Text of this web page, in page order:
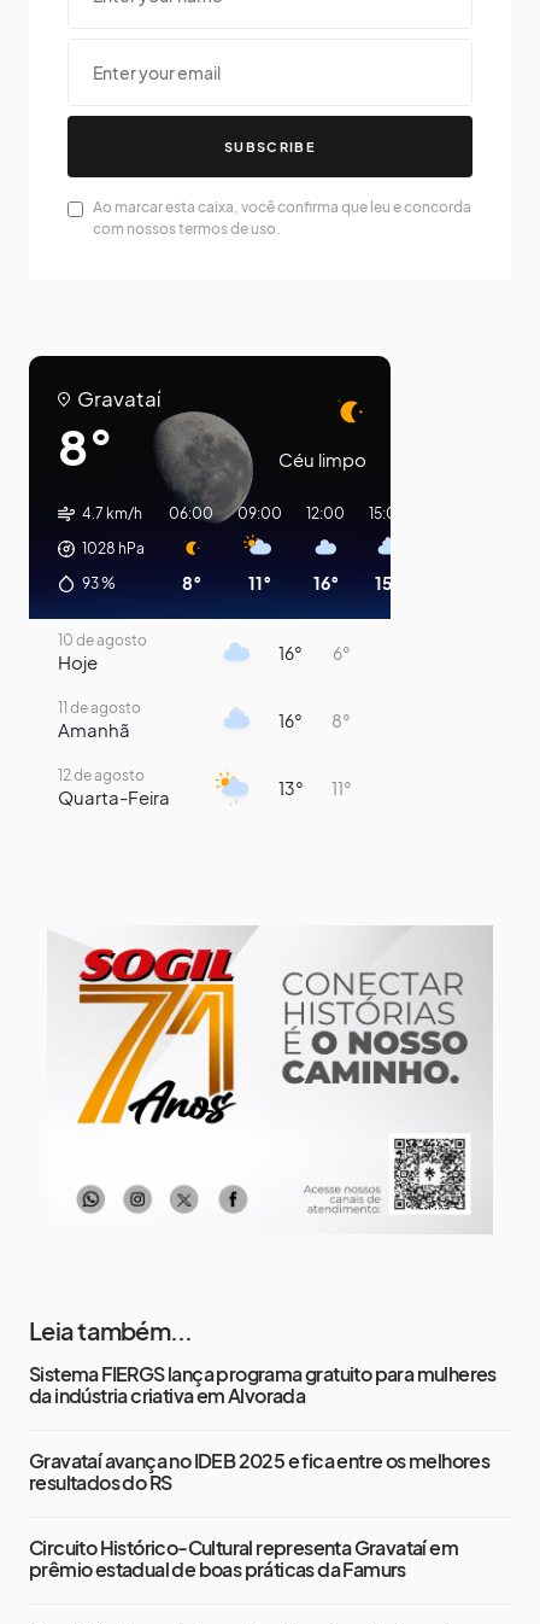
SUBSCRIBE
Ao marcar esta caixa, você confirma que leu e concorda
com nossos termos de uso.
Gravataí
8° Céu limpo
4.7 km/h
1028 hPa
93%
06:00
8°
09:00
11°
12:00
16°
15:00
15°
10 de agosto
Hoje 16° 6°
11 de agosto
Amanhã 16° 8°
12 de agosto
Quarta-Feira 13° 11°
15 de agosto
Sábado 22° 17°
16 de agosto
Domingo 23° 16°
Leia também...
Sistema FIERGS lança programa gratuito para mulheres
da indústria criativa em Alvorada
Gravataí avança no IDEB 2025 e fica entre os melhores
resultados do RS
Circuito Histórico-Cultural representa Gravataí em
prêmio estadual de boas práticas da Famurs